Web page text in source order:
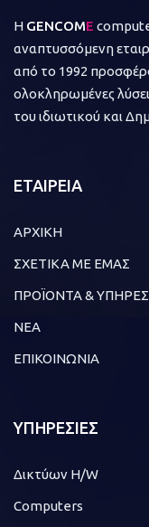
Η GENCOME
αναπτυσσόμενη
από το 1992
ολοκληρωμένες
του ιδιωτικού και
ΕΤΑΙΡΕΙΑ
ΑΡΧΙΚΗ
ΣΧΕΤΙΚΑ ΜΕ ΕΜΑΣ
ΠΡΟΪΟΝΤΑ &
ΝΕΑ
ΕΠΙΚΟΙΝΩΝΙΑ
ΥΠΗΡΕΣΙΕΣ
Δικτύων H/W
Computers